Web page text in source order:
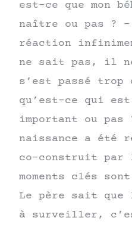
est-ce que mon
naître ou pas ? –
réaction
ne sait pas, il
s’est passé trop
qu’est-ce qui
important ou
naissance a été
co-construit par
moments clés
Le père sait que
à surveiller,